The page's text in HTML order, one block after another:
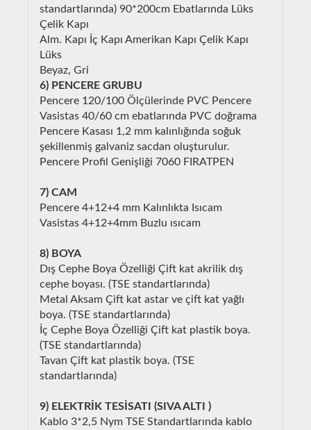
standartlarında) 90*200cm Ebatlarında Lüks
Çelik Kapı
Alm. Kapı İç Kapı Amerikan Kapı Çelik Kapı
Lüks
Beyaz, Gri
6) PENCERE GRUBU
Pencere 120/100 Ölçülerinde PVC Pencere
Vasistas 40/60 cm ebatlarında PVC doğrama
Pencere Kasası 1,2 mm kalınlığında soğuk
şekillenmiş galvaniz sacdan oluşturulur.
Pencere Profil Genişliği 7060 FIRATPEN
7) CAM
Pencere 4+12+4 mm Kalınlıkta Isıcam
Vasistas 4+12+4mm Buzlu ısıcam
8) BOYA
Dış Cephe Boya Özelliği Çift kat akrilik dış
cephe boyası. (TSE standartlarında)
Metal Aksam Çift kat astar ve çift kat yağlı
boya. (TSE standartlarında)
İç Cephe Boya Özelliği Çift kat plastik boya.
(TSE standartlarında)
Tavan Çift kat plastik boya. (TSE
standartlarında)
9) ELEKTRİK TESİSATI (SIVA ALTI )
Kablo 3*2,5 Nym TSE Standartlarında kablo